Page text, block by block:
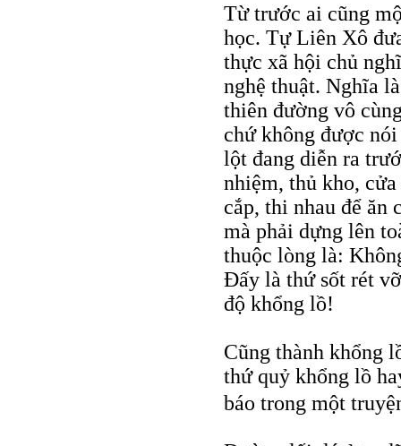
Từ trước ai cũng
học. Tự Liên Xô
thực xã hội chủ
nghệ thuật. Nghĩa
thiên đường vô
chứ không được
lột đang diễn ra
nhiệm, thủ kho,
cắp, thi nhau để ăn
mà phải dựng lên
thuộc lòng là:
Đấy là thứ sốt rét
độ khổng lồ!
Cũng thành khổng
thứ quỷ khổng lồ
báo trong một